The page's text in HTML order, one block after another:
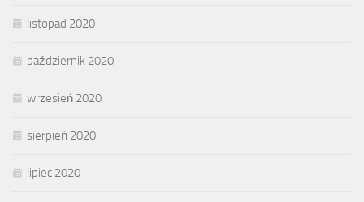
listopad 2020
październik 2020
wrzesień 2020
sierpień 2020
lipiec 2020